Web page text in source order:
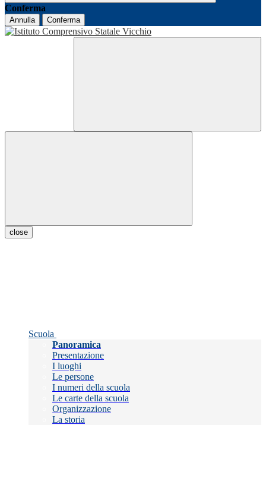
Conferma
Annulla Conferma
close
Scuola
Panoramica
Presentazione
I luoghi
Le persone
I numeri della scuola
Le carte della scuola
Organizzazione
La storia